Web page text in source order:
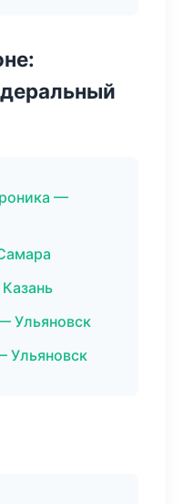
—
Ульяновск
Ульяновск